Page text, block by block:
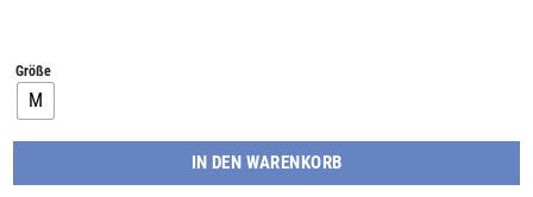
Größe
M
IN DEN WARENKORB